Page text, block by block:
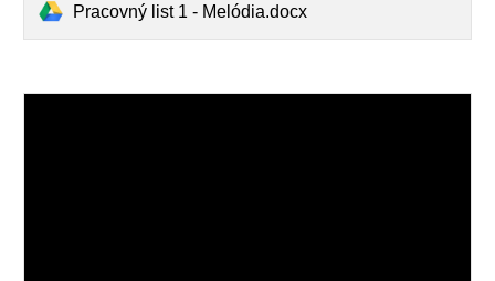
Pracovný list 1 - Melódia.docx